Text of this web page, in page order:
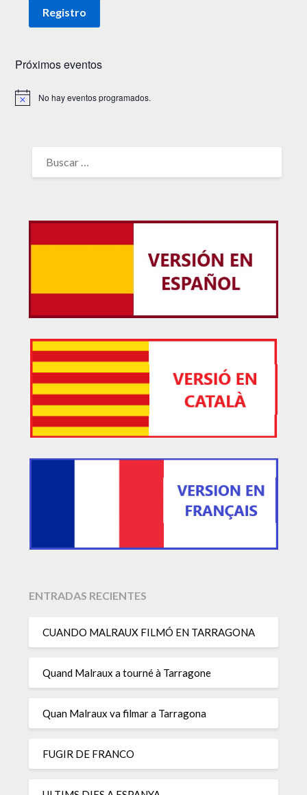
Próximos eventos
Aviso No hay eventos programados.
ENTRADAS RECIENTES
CUANDO MALRAUX FILMÓ EN TARRAGONA
Quand Malraux a tourné à Tarragone
Quan Malraux va filmar a Tarragona
FUGIR DE FRANCO